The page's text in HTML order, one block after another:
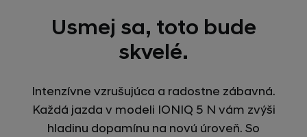
Usmej sa, toto bude
skvelé.
Intenzívne vzrušujúca a radostne zábavná.
Každá jazda v modeli IONIQ 5 N vám zvýši
hladinu dopamínu na novú úroveň. So